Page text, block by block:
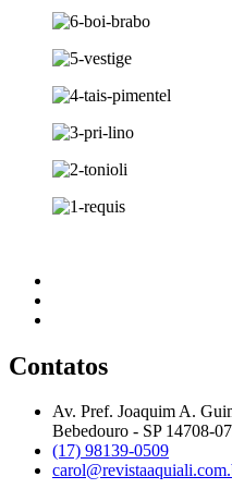
Contatos
Av. Pref. Joaquim A.
Bebedouro - SP 14708-
(17) 98139-0509